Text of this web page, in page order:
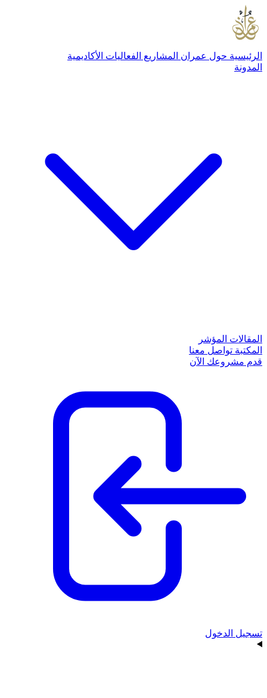
الرئيسية حول عمران المشاريع الفعاليات الأكاديمية
المدونة
المقالات المؤشر
المكتبة تواصل معنا
قدم مشروعك الآن
تسجيل الدخول